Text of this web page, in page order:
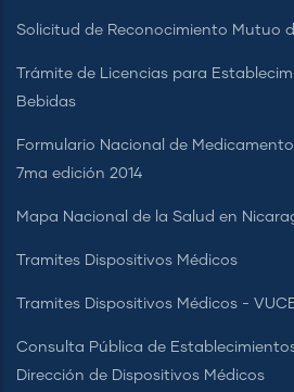
Solicitud de Reconocimiento Mutuo
Trámite de Licencias para
Bebidas
Formulario Nacional de
7ma edición 2014
Mapa Nacional de la Salud en
Tramites Dispositivos Médicos
Tramites Dispositivos Médicos -
Consulta Pública de
Dirección de Dispositivos Médicos